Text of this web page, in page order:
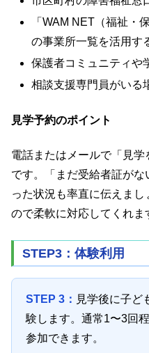
「WAM NET（福祉・
の事業所一覧を活用す
保護者コミュニティや
相談支援専門員がいる
見学予約のポイント
電話またはメールで「見
です。「まだ受給者証が
った状況も率直に伝えま
ので柔軟に対応してくれま
STEP3：体験利用
STEP 3： 見学後に子ど
験します。通常1〜3回
参加できます。